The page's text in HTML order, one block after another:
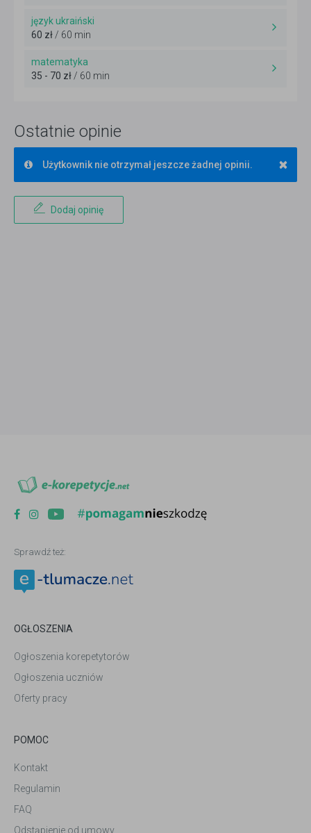
język ukraiński
60 zł / 60 min
matematyka
35 - 70 zł / 60 min
Ostatnie opinie
×
Użytkownik nie otrzymał jeszcze żadnej opinii.
Dodaj opinię
Sprawdź też:
OGŁOSZENIA
Ogłoszenia korepetytorów
Ogłoszenia uczniów
Oferty pracy
POMOC
Kontakt
Regulamin
FAQ
Odstąpienie od umowy